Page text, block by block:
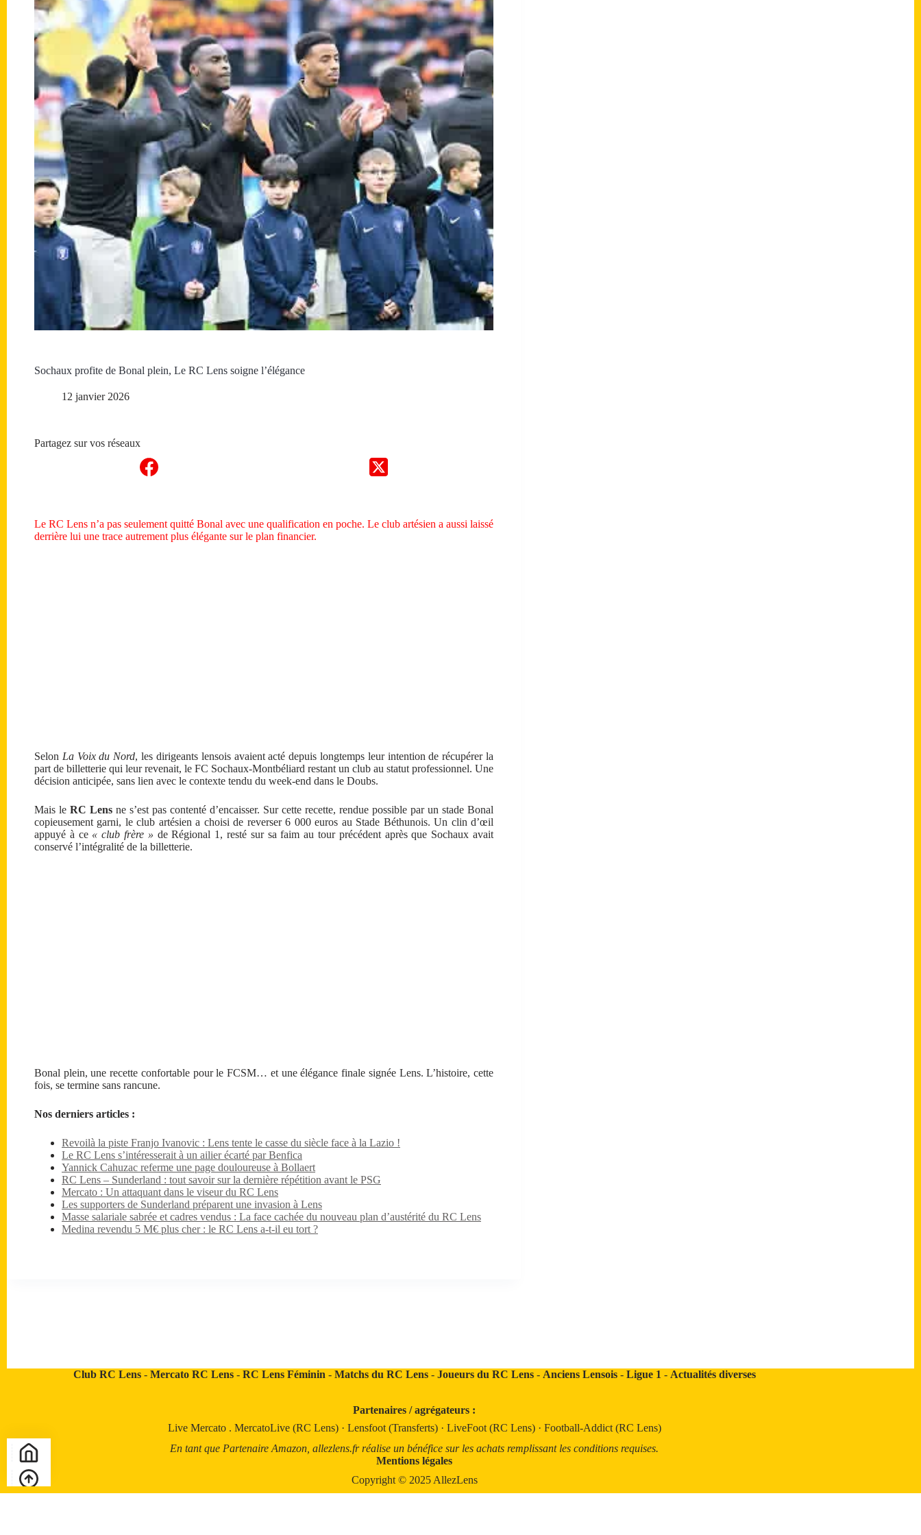
Sochaux profite de Bonal plein, Le RC Lens soigne l’élégance
12 janvier 2026
Partagez sur vos réseaux
Le RC Lens n’a pas seulement quitté Bonal avec une qualification en poche. Le club artésien a aussi laissé
derrière lui une trace autrement plus élégante sur le plan financier.
Selon La Voix du Nord, les dirigeants lensois avaient acté depuis longtemps leur intention de récupérer la
part de billetterie qui leur revenait, le FC Sochaux-Montbéliard restant un club au statut professionnel. Une
décision anticipée, sans lien avec le contexte tendu du week-end dans le Doubs.
Mais le RC Lens ne s’est pas contenté d’encaisser. Sur cette recette, rendue possible par un stade Bonal
copieusement garni, le club artésien a choisi de reverser 6 000 euros au Stade Béthunois. Un clin d’œil
appuyé à ce « club frère » de Régional 1, resté sur sa faim au tour précédent après que Sochaux avait
conservé l’intégralité de la billetterie.
Bonal plein, une recette confortable pour le FCSM… et une élégance finale signée Lens. L’histoire, cette
fois, se termine sans rancune.
Nos derniers articles :
Revoilà la piste Franjo Ivanovic : Lens tente le casse du siècle face à la Lazio !
Le RC Lens s’intéresserait à un ailier écarté par Benfica
Yannick Cahuzac referme une page douloureuse à Bollaert
RC Lens – Sunderland : tout savoir sur la dernière répétition avant le PSG
Mercato : Un attaquant dans le viseur du RC Lens
Les supporters de Sunderland préparent une invasion à Lens
Masse salariale sabrée et cadres vendus : La face cachée du nouveau plan d’austérité du RC Lens
Medina revendu 5 M€ plus cher : le RC Lens a-t-il eu tort ?
Club RC Lens- Mercato RC Lens- RC Lens Féminin - Matchs du RC Lens- Joueurs du RC Lens- Anciens Lensois- Ligue 1 - Actualités diverses
Partenaires / agrégateurs :
Live Mercato . MercatoLive (RC Lens) · Lensfoot (Transferts) · LiveFoot (RC Lens) · Football-Addict (RC Lens)
En tant que Partenaire Amazon, allezlens.fr réalise un bénéfice sur les achats remplissant les conditions requises.
Mentions légales
Copyright © 2025 AllezLens